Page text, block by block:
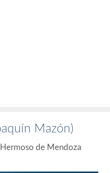
Mazón)
Hermoso de Mendoza